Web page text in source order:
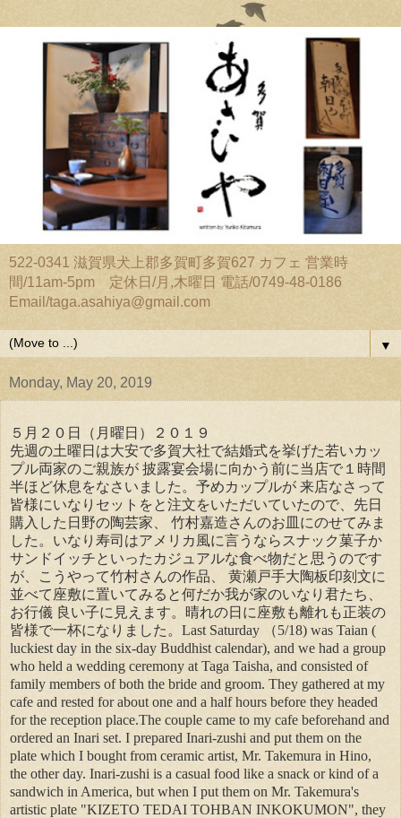
522-0341 滋賀県犬上郡多賀町多賀627 カフェ 営業時
間/11am-5pm 定休日/月,木曜日 電話/0749-48-0186
Email/taga.asahiya@gmail.com
▼
Monday, May 20, 2019
５月２０日（月曜日）２０１９
先週の土曜日は大安で多賀大社で結婚式を挙げた若いカッ
プル両家のご親族が 披露宴会場に向かう前に当店で１時間
半ほど休息をなさいました。予めカップルが 来店なさって
皆様にいなりセットをと注文をいただいていたので、先日
購入した日野の陶芸家、 竹村嘉造さんのお皿にのせてみま
した。いなり寿司はアメリカ風に言うならスナック菓子か
サンドイッチといったカジュアルな食べ物だと思うのです
が、こうやって竹村さんの作品、 黄瀬戸手大陶板印刻文に
並べて座敷に置いてみると何だか我が家のいなり君たち、
お行儀 良い子に見えます。晴れの日に座敷も離れも正装の
皆様で一杯になりました。Last Saturday （5/18) was Taian (
luckiest day in the six-day Buddhist calendar), and we had a group
who held a wedding ceremony at Taga Taisha, and consisted of
family members of both the bride and groom. They gathered at my
cafe and rested for about one and a half hours before they headed
for the reception place.The couple came to my cafe beforehand and
ordered an Inari set. I prepared Inari-zushi and put them on the
plate which I bought from ceramic artist, Mr. Takemura in Hino,
the other day. Inari-zushi is a casual food like a snack or kind of a
sandwich in America, but when I put them on Mr. Takemura's
artistic plate "KIZETO TEDAI TOHBAN INKOKUMON", they